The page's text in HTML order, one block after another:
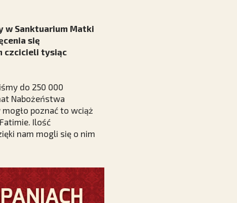
w Sanktuarium Matki
się
czcicieli tysiąc
do 250 000
Nabożeństwa
poznać to wciąż
Ilość
nam mogli się o nim